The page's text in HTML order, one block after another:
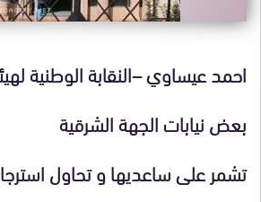
احمد عيساوي –النقابة الوطنية
بعض نيابات الجهة الشرقية
تشمر على ساعديها و تحاول